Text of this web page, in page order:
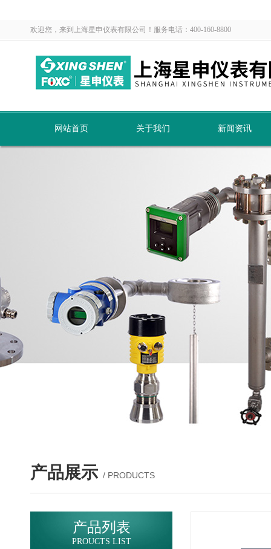
欢迎您，来到上海星申仪表有限公司！服务电话：400-160-8800
网站首页 关于我们 新闻资讯
产品展示 / PRODUCTS
产品列表
PROUCTS LIST